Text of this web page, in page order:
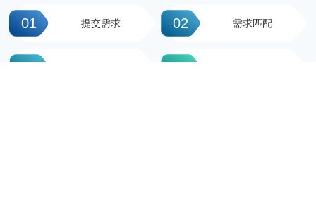
01 提交需求 02 需求匹配
03 04